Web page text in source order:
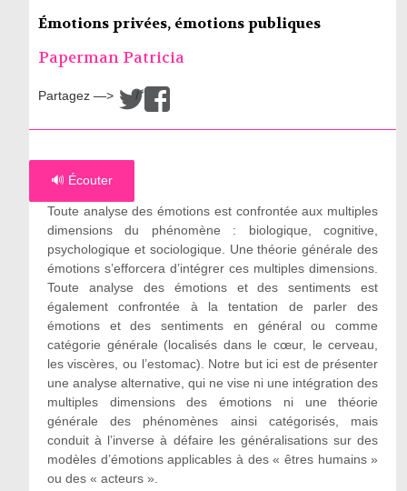
Émotions privées, émotions publiques
Paperman Patricia
Partagez —> /
🔊 Écouter
Toute analyse des émotions est confrontée aux multiples
dimensions du phénomène : biologique, cognitive,
psychologique et sociologique. Une théorie générale des
émotions s’efforcera d’intégrer ces multiples dimensions.
Toute analyse des émotions et des sentiments est
également confrontée à la tentation de parler des
émotions et des sentiments en général ou comme
catégorie générale (localisés dans le cœur, le cerveau,
les viscères, ou l’estomac). Notre but ici est de présenter
une analyse alternative, qui ne vise ni une intégration des
multiples dimensions des émotions ni une théorie
générale des phénomènes ainsi catégorisés, mais
conduit à l’inverse à défaire les généralisations sur des
modèles d’émotions applicables à des « êtres humains »
ou des « acteurs ».